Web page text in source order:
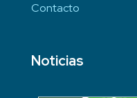
Contacto
Noticias